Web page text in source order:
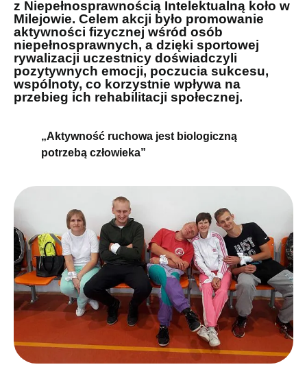
z Niepełnosprawnością Intelektualną koło w
Milejowie. Celem akcji było promowanie
aktywności fizycznej wśród osób
niepełnosprawnych, a dzięki sportowej
rywalizacji uczestnicy doświadczyli
pozytywnych emocji, poczucia sukcesu,
wspólnoty, co korzystnie wpływa na
przebieg ich rehabilitacji społecznej.
„Aktywność ruchowa jest biologiczną
potrzebą człowieka”